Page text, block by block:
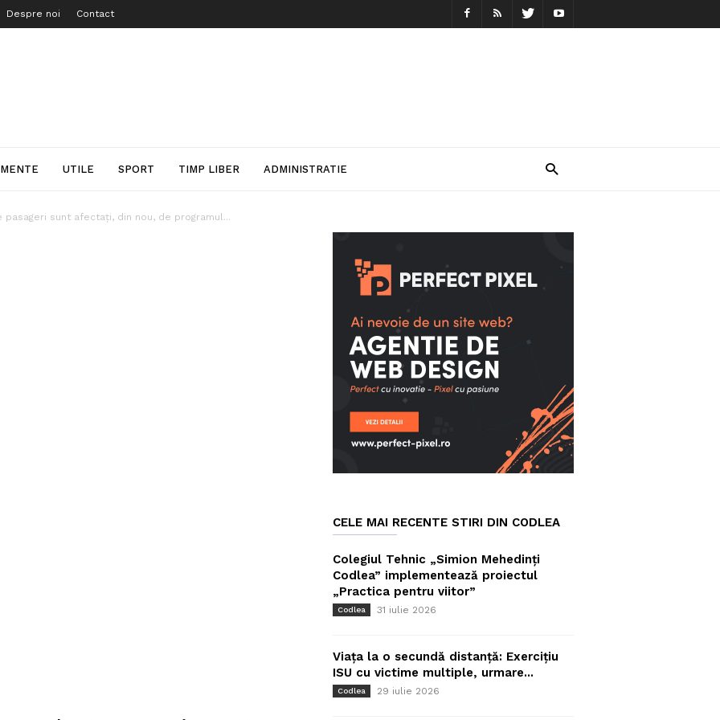
Despre noi Contact
UTILE SPORT TIMP LIBER ADMINISTRATIE
pasageri sunt afectați, din nou, de programul...
CELE MAI RECENTE STIRI DIN CODLEA
Colegiul Tehnic „Simion Mehedinți
Codlea” implementează proiectul
„Practica pentru viitor”
Codlea 31 iulie 2026
Viața la o secundă distanță: Exercițiu
ISU cu victime multiple, urmare...
Codlea 29 iulie 2026